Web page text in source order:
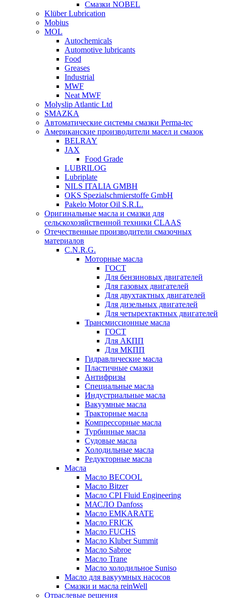
Смазки NOBEL
Klüber Lubrication
Mobius
MOL
Autochemicals
Automotive lubricants
Food
Greases
Industrial
MWF
Neat MWF
Molyslip Atlantic Ltd
SMAZKA
Автоматические системы смазки Perma-tec
Американские производители масел и смазок
BELRAY
JAX
Food Grade
LUBRILOG
Lubriplate
NILS ITALIA GMBH
OKS Spezialschmierstoffe GmbH
Pakelo Motor Oil S.R.L.
Оригинальные масла и смазки для
сельскохозяйственной техники CLAAS
Отечественные производители смазочных
материалов
C.N.R.G.
Моторные масла
ГОСТ
Для бензиновых двигателей
Для газовых двигателей
Для двухтактных двигателей
Для дизельных двигателей
Для четырехтактных двигателей
Трансмиссионные масла
ГОСТ
Для АКПП
Для МКПП
Гидравлические масла
Пластичные смазки
Антифризы
Специальные масла
Индустриальные масла
Вакуумные масла
Тракторные масла
Компрессорные масла
Турбинные масла
Судовые масла
Холодильные масла
Редукторные масла
Масла
Масло BECOOL
Масло Bitzer
Масло CPI Fluid Engineering
МАСЛО Danfoss
Масло EMKARATE
Масло FRICK
Масло FUCHS
Масло Kluber Summit
Масло Sabroe
Масло Trane
Масло холодильное Suniso
Масло для вакуумных насосов
Смазки и масла reinWell
Отраслевые решения